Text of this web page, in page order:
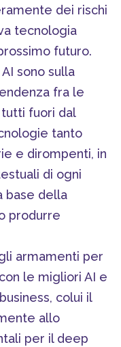
dei rischi
tecnologia
futuro.
sono sulla
fra le
fuori dal
tanto
e dirompenti, in
di ogni
base della
produrre
armamenti per
le migliori AI e
colui il
allo
per il deep